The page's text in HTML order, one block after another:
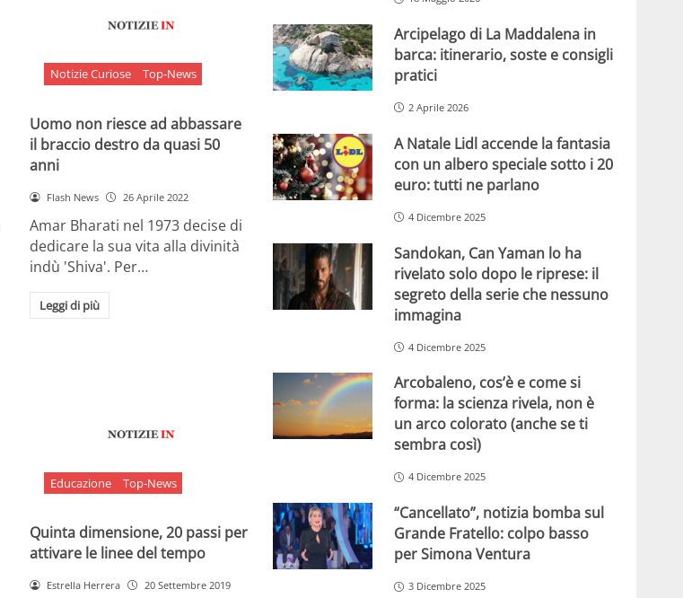
Notizie Curiose Top-News
Uomo non riesce ad abbassare
il braccio destro da quasi 50
anni
Flash News 26 Aprile 2022
Amar Bharati nel 1973 decise di
dedicare la sua vita alla divinità
indù 'Shiva'. Per…
Leggi di più
Educazione Top-News
Quinta dimensione, 20 passi per
attivare le linee del tempo
Estrella Herrera 20 Settembre 2019
Arcipelago di La Maddalena in
barca: itinerario, soste e consigli
pratici
2 Aprile 2026
A Natale Lidl accende la fantasia
con un albero speciale sotto i 20
euro: tutti ne parlano
4 Dicembre 2025
Sandokan, Can Yaman lo ha
rivelato solo dopo le riprese: il
segreto della serie che nessuno
immagina
4 Dicembre 2025
Arcobaleno, cos’è e come si
forma: la scienza rivela, non è
un arco colorato (anche se ti
sembra così)
4 Dicembre 2025
“Cancellato”, notizia bomba sul
Grande Fratello: colpo basso
per Simona Ventura
3 Dicembre 2025